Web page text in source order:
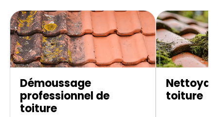
Démoussage
professionnel de
toiture
toiture